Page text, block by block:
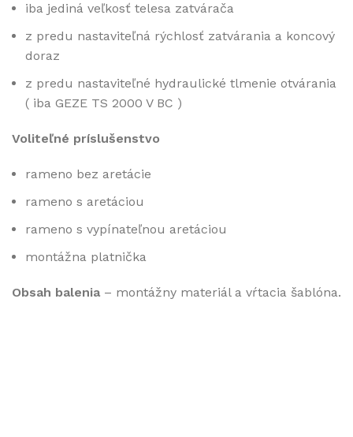
iba jediná veľkosť telesa zatvárača
z predu nastaviteľná rýchlosť zatvárania a koncový
doraz
z predu nastaviteľné hydraulické tlmenie otvárania
( iba GEZE TS 2000 V BC )
Voliteľné príslušenstvo
rameno bez aretácie
rameno s aretáciou
rameno s vypínateľnou aretáciou
montážna platnička
Obsah balenia – montážny materiál a vŕtacia šablóna.